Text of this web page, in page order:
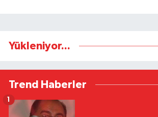
Yükleniyor...
Trend Haberler
1